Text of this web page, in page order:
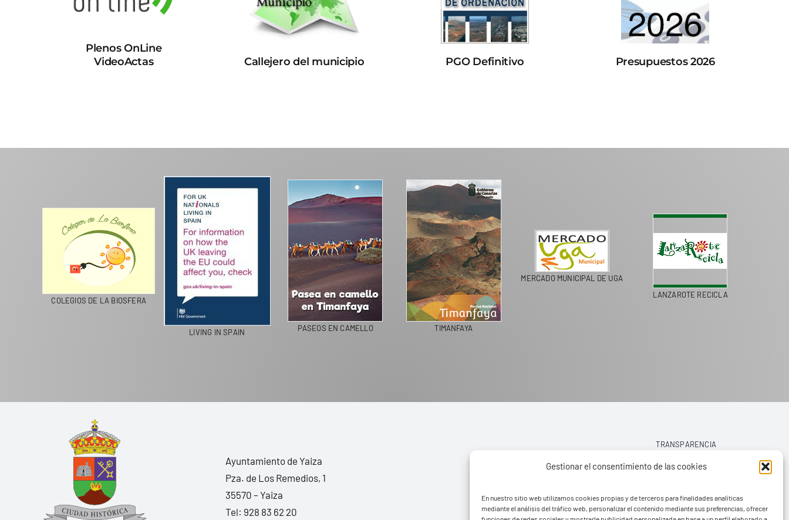
Gestionar el consentimiento de las cookies
En nuestro sitio web utilizamos cookies propias y de terceros para finalidades analíticas
mediante el análisis del tráfico web, personalizar el contenido mediante sus preferencias, ofrecer
Plenos OnLine
VideoActas
Callejero del municipio PGO Definitivo Presupuestos 2026
COLEGIOS DE LA BIOSFERA
LIVING IN SPAIN PASEOS EN CAMELLO TIMANFAYA
MERCADO MUNICIPAL DE UGA
LANZAROTE RECICLA
Ayuntamiento de Yaiza
Pza. de Los Remedios, 1
35570 – Yaiza
Tel: 928 83 62 20
TRANSPARENCIA
AVISO LEGAL
POLÍTICA DE PRIVACIDAD